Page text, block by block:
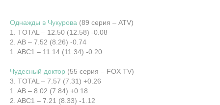
Однажды в Чукурова (89 серия – ATV)
1. TOTAL – 12.50 (12.58) -0.08
2. AB – 7.52 (8.26) -0.74
1. ABC1 – 11.14 (11.34) -0.20
Чудесный доктор (55 серия – FOX TV)
3. TOTAL – 7.57 (7.31) +0.26
1. AB – 8.02 (7.84) +0.18
2. ABC1 – 7.21 (8.33) -1.12